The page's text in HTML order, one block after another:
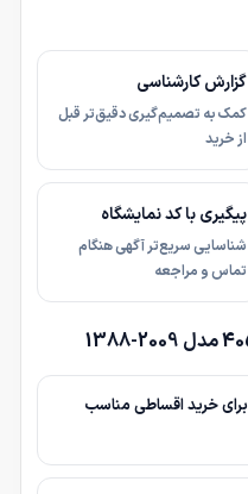
گزارش کارشناسی
کمک به تصمیم‌گیری دقیق‌تر قبل
از خرید
پیگیری با کد نمایشگاه
شناسایی سریع‌تر آگهی هنگام
تماس و مراجعه
آیا پژو 405 مدل 2009-1388 برای خرید اقساطی مناسب